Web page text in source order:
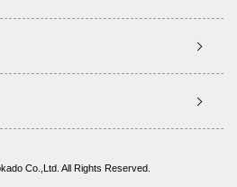
Co.,Ltd. All Rights Reserved.